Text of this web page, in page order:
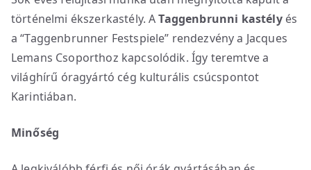
történelmi ékszerkastély. ATaggenbrunni kastélyés
a “Taggenbrunner Festspiele” rendezvény a Jacques
Lemans Csoporthoz kapcsolódik. Így teremtve a
világhírű óragyártó cég kulturális csúcspontot
Karintiában.
Minőség